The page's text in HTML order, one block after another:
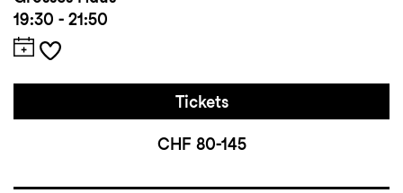
19:30 - 21:50
Tickets
CHF 80-145